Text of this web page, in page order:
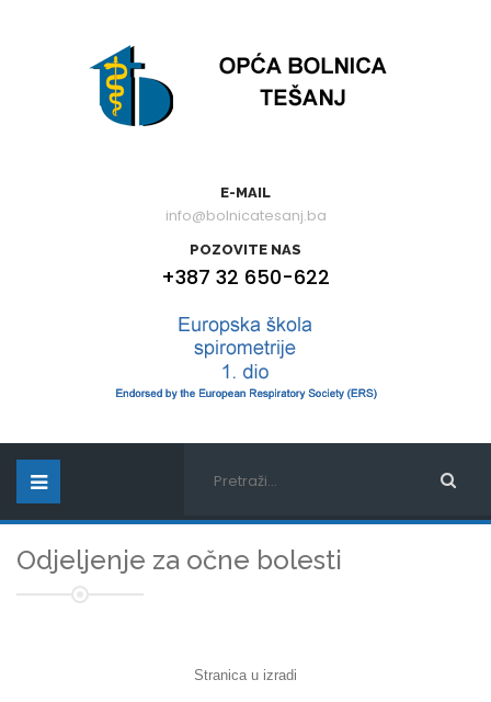
E-MAIL
info@bolnicatesanj.ba
POZOVITE NAS
+387 32 650-622
Odjeljenje za očne bolesti
Stranica u izradi